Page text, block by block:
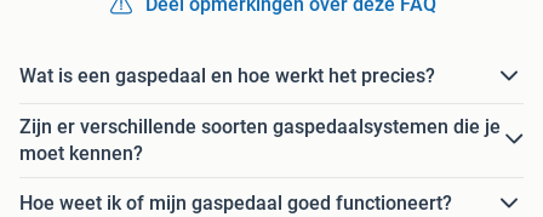
Wat is een gaspedaal en hoe werkt het precies?
Zijn er verschillende soorten gaspedaalsystemen die je
moet kennen?
Hoe weet ik of mijn gaspedaal goed functioneert?